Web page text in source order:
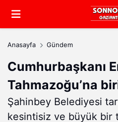
Anasayfa Gündem
Cumhurbaşkanı
Tahmazoğu’na
Şahinbey Belediyesi
kesintisiz ve büyük bir